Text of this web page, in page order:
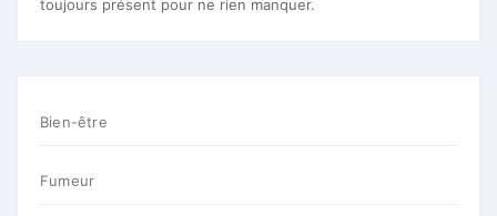
toujours présent pour ne rien manquer.
Bien-être
Fumeur